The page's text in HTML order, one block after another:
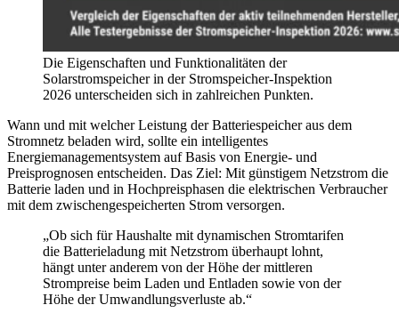
Die Eigenschaften und Funktionalitäten der
Solarstromspeicher in der Stromspeicher-Inspektion
2026 unterscheiden sich in zahlreichen Punkten.
Wann und mit welcher Leistung der Batteriespeicher aus dem
Stromnetz beladen wird, sollte ein intelligentes
Energiemanagementsystem auf Basis von Energie- und
Preisprognosen entscheiden. Das Ziel: Mit günstigem Netzstrom die
Batterie laden und in Hochpreisphasen die elektrischen Verbraucher
mit dem zwischengespeicherten Strom versorgen.
„Ob sich für Haushalte mit dynamischen Stromtarifen
die Batterieladung mit Netzstrom überhaupt lohnt,
hängt unter anderem von der Höhe der mittleren
Strompreise beim Laden und Entladen sowie von der
Höhe der Umwandlungsverluste ab.“